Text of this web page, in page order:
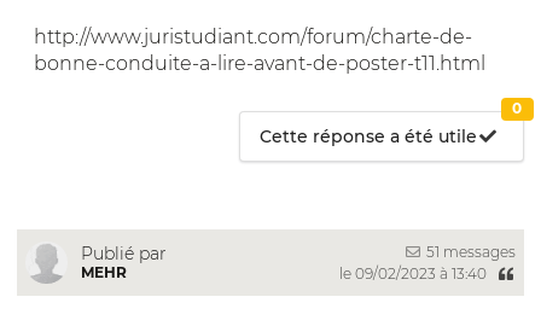
http://www.juristudiant.com/forum/charte-de-
bonne-conduite-a-lire-avant-de-poster-t11.html
Cette réponse a été utile
0
Publié par
MEHR
51 messages
le 09/02/2023 à 13:40